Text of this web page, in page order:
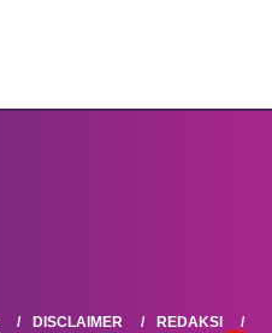
DISCLAIMER REDAKSI